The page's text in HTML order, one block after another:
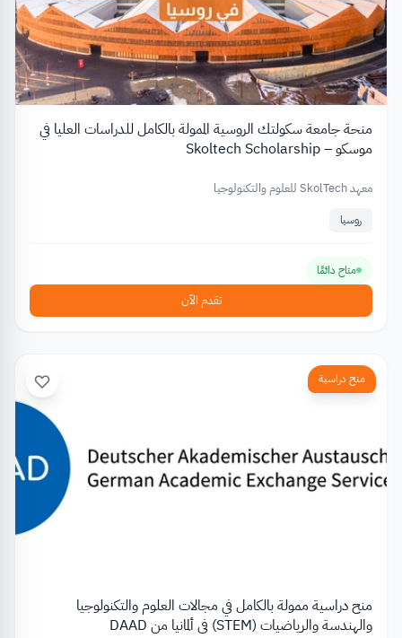
منحة جامعة سكولتك الروسية الممولة بالكامل للدراسات العليا في
موسكو – Skoltech Scholarship
معهد SkolTech للعلوم والتكنولوجيا
روسيا
متاح دائمًا
تقدم الآن
منح دراسية
منح دراسية ممولة بالكامل في مجالات العلوم والتكنولوجيا
والهندسة والرياضيات (STEM) في ألمانيا من DAAD